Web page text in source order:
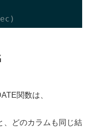
関数は、
、どのカラムも同じ結